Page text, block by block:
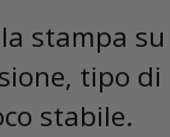
stampa
tipo di
stabile.